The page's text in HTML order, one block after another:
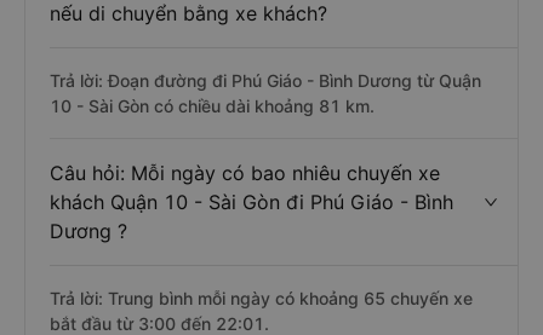
nếu di chuyển bằng xe khách?
Trả lời: Đoạn đường đi Phú Giáo - Bình Dương từ Quận
10 - Sài Gòn có chiều dài khoảng 81 km.
Câu hỏi: Mỗi ngày có bao nhiêu chuyến xe
khách Quận 10 - Sài Gòn đi Phú Giáo - Bình
Dương ?
Trả lời: Trung bình mỗi ngày có khoảng 65 chuyến xe
bắt đầu từ 3:00 đến 22:01.